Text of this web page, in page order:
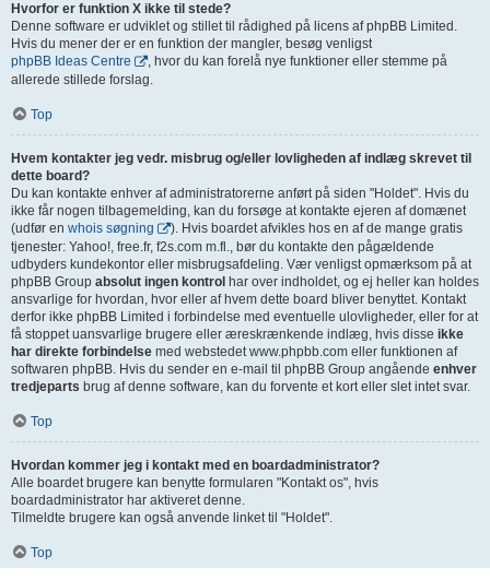
Hvorfor er funktion X ikke til stede?
Denne software er udviklet og stillet til rådighed på licens af phpBB Limited.
Hvis du mener der er en funktion der mangler, besøg venligst
phpBB Ideas Centre
, hvor du kan forelå nye funktioner eller stemme på
allerede stillede forslag.
Top
Hvem kontakter jeg vedr. misbrug og/eller lovligheden af indlæg skrevet til
dette board?
Du kan kontakte enhver af administratorerne anført på siden "Holdet". Hvis du
ikke får nogen tilbagemelding, kan du forsøge at kontakte ejeren af domænet
(udfør en whois søgning
). Hvis boardet afvikles hos en af de mange gratis
tjenester: Yahoo!, free.fr, f2s.com m.fl., bør du kontakte den pågældende
udbyders kundekontor eller misbrugsafdeling. Vær venligst opmærksom på at
phpBB Group absolut ingen kontrol har over indholdet, og ej heller kan holdes
ansvarlige for hvordan, hvor eller af hvem dette board bliver benyttet. Kontakt
derfor ikke phpBB Limited i forbindelse med eventuelle ulovligheder, eller for at
få stoppet uansvarlige brugere eller æreskrænkende indlæg, hvis disse ikke
har direkte forbindelse med webstedet www.phpbb.com eller funktionen af
softwaren phpBB. Hvis du sender en e-mail til phpBB Group angående enhver
tredjeparts brug af denne software, kan du forvente et kort eller slet intet svar.
Top
Hvordan kommer jeg i kontakt med en boardadministrator?
Alle boardet brugere kan benytte formularen "Kontakt os", hvis
boardadministrator har aktiveret denne.
Tilmeldte brugere kan også anvende linket til "Holdet".
Top